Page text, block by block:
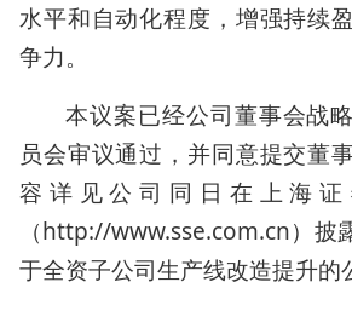
水平和自动化程度，增强持续
争力。
本议案已经公司董事会战
员会审议通过，并同意提交董
容详见公司同日在上海
（http://www.sse.com.cn）披
于全资子公司生产线改造提升的